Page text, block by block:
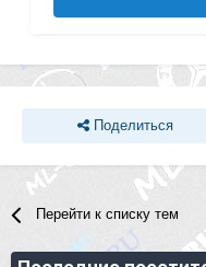
Поделиться
Перейти к списку тем